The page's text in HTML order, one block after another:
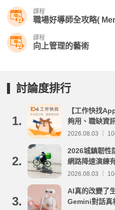
課程
職場好導師全攻略(
課程
向上管理的藝術
討論度排行
1.
【工作快找
夠用、職缺資
2026.08.03 ｜
2.
2026城鎮韌性
網路降速演練
事項整理
2026.08.03 ｜
3.
AI真的改變了
Gemini對話真